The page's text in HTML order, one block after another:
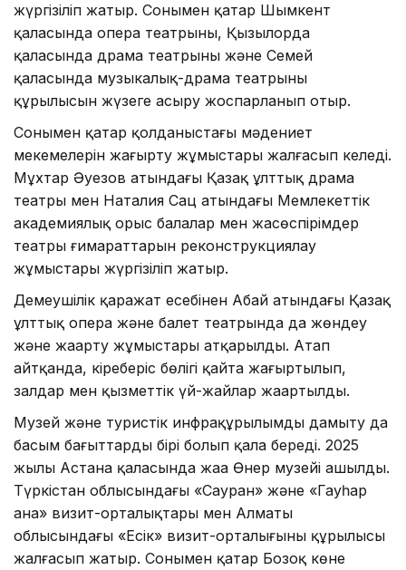
жүргізіліп жатыр. Сонымен қатар Шымкент
қаласында опера театрының, Қызылорда
қаласында драма театрының және Семей
қаласында музыкалық-драма театрының
құрылысын жүзеге асыру жоспарланып отыр.
Сонымен қатар қолданыстағы мәдениет
мекемелерін жаңғырту жұмыстары жалғасып келеді.
Мұхтар Әуезов атындағы Қазақ ұлттық драма
театры мен Наталия Сац атындағы Мемлекеттік
академиялық орыс балалар мен жасөспірімдер
театры ғимараттарын реконструкциялау
жұмыстары жүргізіліп жатыр.
Демеушілік қаражат есебінен Абай атындағы Қазақ
ұлттық опера және балет театрында да жөндеу
және жаңарту жұмыстары атқарылды. Атап
айтқанда, кіреберіс бөлігі қайта жаңғыртылып,
залдар мен қызметтік үй-жайлар жаңартылды.
Музей және туристік инфрақұрылымды дамыту да
басым бағыттардың бірі болып қала береді. 2025
жылы Астана қаласында жаңа Өнер музейі ашылды.
Түркістан облысындағы «Сауран» және «Гауһар
ана» визит-орталықтары мен Алматы
облысындағы «Есік» визит-орталығының құрылысы
жалғасып жатыр. Сонымен қатар Бозоқ көне